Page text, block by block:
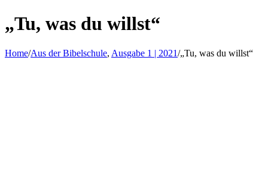
„Tu, was du willst“
Home/Aus der Bibelschule, Ausgabe 1 | 2021/„Tu, was du willst“